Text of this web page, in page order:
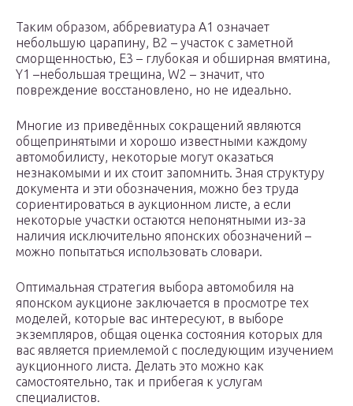
Таким образом, аббревиатура A1 означает
небольшую царапину, B2 – участок с заметной
сморщенностью, E3 – глубокая и обширная вмятина,
Y1 –небольшая трещина, W2 – значит, что
повреждение восстановлено, но не идеально.
Многие из приведённых сокращений являются
общепринятыми и хорошо известными каждому
автомобилисту, некоторые могут оказаться
незнакомыми и их стоит запомнить. Зная структуру
документа и эти обозначения, можно без труда
сориентироваться в аукционном листе, а если
некоторые участки остаются непонятными из-за
наличия исключительно японских обозначений –
можно попытаться использовать словари.
Оптимальная стратегия выбора автомобиля на
японском аукционе заключается в просмотре тех
моделей, которые вас интересуют, в выборе
экземпляров, общая оценка состояния которых для
вас является приемлемой с последующим изучением
аукционного листа. Делать это можно как
самостоятельно, так и прибегая к услугам
специалистов.